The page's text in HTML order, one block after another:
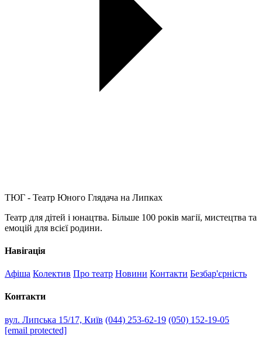
ТЮГ - Театр Юного Глядача на Липках
Театр для дітей і юнацтва. Більше 100 років магії, мистецтва та
емоцій для всієї родини.
Навігація
Афіша Колектив Про театр Новини Контакти Безбар'єрність
Контакти
вул. Липська 15/17, Київ (044) 253-62-19 (050) 152-19-05
[email protected]